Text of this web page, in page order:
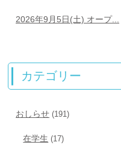
2026年9月5日(土) オープ...
カテゴリー
おしらせ (191)
在学生 (17)